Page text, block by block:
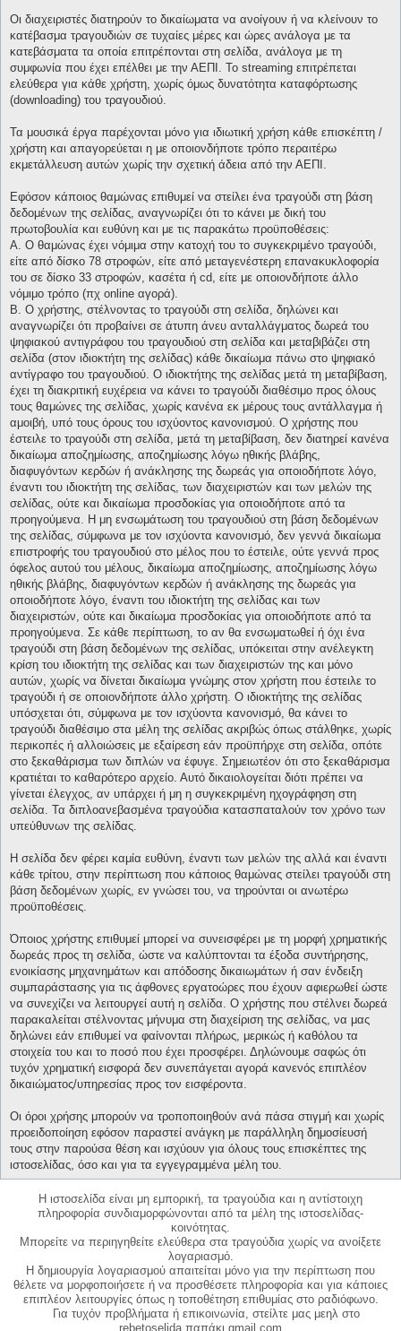
Οι διαχειριστές διατηρούν το δικαίωματα να ανοίγουν ή να κλείνουν το
κατέβασμα τραγουδιών σε τυχαίες μέρες και ώρες ανάλογα με τα
κατεβάσματα τα οποία επιτρέπονται στη σελίδα, ανάλογα με τη
συμφωνία που έχει επέλθει με την ΑΕΠΙ. Το streaming επιτρέπεται
ελεύθερα για κάθε χρήστη, χωρίς όμως δυνατότητα καταφόρτωσης
(downloading) του τραγουδιού.
Τα μουσικά έργα παρέχονται μόνο για ιδιωτική χρήση κάθε επισκέπτη /
χρήστη και απαγορεύεται η με οποιονδήποτε τρόπο περαιτέρω
εκμετάλλευση αυτών χωρίς την σχετική άδεια από την ΑΕΠΙ.
Εφόσον κάποιος θαμώνας επιθυμεί να στείλει ένα τραγούδι στη βάση
δεδομένων της σελίδας, αναγνωρίζει ότι το κάνει με δική του
πρωτοβουλία και ευθύνη και με τις παρακάτω προϋποθέσεις:
Α. Ο θαμώνας έχει νόμιμα στην κατοχή του το συγκεκριμένο τραγούδι,
είτε από δίσκο 78 στροφών, είτε από μεταγενέστερη επανακυκλοφορία
του σε δίσκο 33 στροφών, κασέτα ή cd, είτε με οποιονδήποτε άλλο
νόμιμο τρόπο (πχ online αγορά).
Β. Ο χρήστης, στέλνοντας το τραγούδι στη σελίδα, δηλώνει και
αναγνωρίζει ότι προβαίνει σε άτυπη άνευ ανταλλάγματος δωρεά του
ψηφιακού αντιγράφου του τραγουδιού στη σελίδα και μεταβιβάζει στη
σελίδα (στον ιδιοκτήτη της σελίδας) κάθε δικαίωμα πάνω στο ψηφιακό
αντίγραφο του τραγουδιού. Ο ιδιοκτήτης της σελίδας μετά τη μεταβίβαση,
έχει τη διακριτική ευχέρεια να κάνει το τραγούδι διαθέσιμο προς όλους
τους θαμώνες της σελίδας, χωρίς κανένα εκ μέρους τους αντάλλαγμα ή
αμοιβή, υπό τους όρους του ισχύοντος κανονισμού. Ο χρήστης που
έστειλε το τραγούδι στη σελίδα, μετά τη μεταβίβαση, δεν διατηρεί κανένα
δικαίωμα αποζημίωσης, αποζημίωσης λόγω ηθικής βλάβης,
διαφυγόντων κερδών ή ανάκλησης της δωρεάς για οποιοδήποτε λόγο,
έναντι του ιδιοκτήτη της σελίδας, των διαχειριστών και των μελών της
σελίδας, ούτε και δικαίωμα προσδοκίας για οποιοδήποτε από τα
προηγούμενα. Η μη ενσωμάτωση του τραγουδιού στη βάση δεδομένων
της σελίδας, σύμφωνα με τον ισχύοντα κανονισμό, δεν γεννά δικαίωμα
επιστροφής του τραγουδιού στο μέλος που το έστειλε, ούτε γεννά προς
όφελος αυτού του μέλους, δικαίωμα αποζημίωσης, αποζημίωσης λόγω
ηθικής βλάβης, διαφυγόντων κερδών ή ανάκλησης της δωρεάς για
οποιοδήποτε λόγο, έναντι του ιδιοκτήτη της σελίδας και των
διαχειριστών, ούτε και δικαίωμα προσδοκίας για οποιοδήποτε από τα
προηγούμενα. Σε κάθε περίπτωση, το αν θα ενσωματωθεί ή όχι ένα
τραγούδι στη βάση δεδομένων της σελίδας, υπόκειται στην ανέλεγκτη
κρίση του ιδιοκτήτη της σελίδας και των διαχειριστών της και μόνο
αυτών, χωρίς να δίνεται δικαίωμα γνώμης στον χρήστη που έστειλε το
τραγούδι ή σε οποιονδήποτε άλλο χρήστη. Ο ιδιοκτήτης της σελίδας
υπόσχεται ότι, σύμφωνα με τον ισχύοντα κανονισμό, θα κάνει το
τραγούδι διαθέσιμο στα μέλη της σελίδας ακριβώς όπως στάλθηκε, χωρίς
περικοπές ή αλλοιώσεις με εξαίρεση εάν προϋπήρχε στη σελίδα, οπότε
στο ξεκαθάρισμα των διπλών να έφυγε. Σημειωτέον ότι στο ξεκαθάρισμα
κρατιέται το καθαρότερο αρχείο. Αυτό δικαιολογείται διότι πρέπει να
γίνεται έλεγχος, αν υπάρχει ή μη η συγκεκριμένη ηχογράφηση στη
σελίδα. Τα διπλοανεβασμένα τραγούδια κατασπαταλούν τον χρόνο των
υπεύθυνων της σελίδας.
Η σελίδα δεν φέρει καμία ευθύνη, έναντι των μελών της αλλά και έναντι
κάθε τρίτου, στην περίπτωση που κάποιος θαμώνας στείλει τραγούδι στη
βάση δεδομένων χωρίς, εν γνώσει του, να τηρούνται οι ανωτέρω
προϋποθέσεις.
Όποιος χρήστης επιθυμεί μπορεί να συνεισφέρει με τη μορφή χρηματικής
δωρεάς προς τη σελίδα, ώστε να καλύπτονται τα έξοδα συντήρησης,
ενοικίασης μηχανημάτων και απόδοσης δικαιωμάτων ή σαν ένδειξη
συμπαράστασης για τις άφθονες εργατοώρες που έχουν αφιερωθεί ώστε
να συνεχίζει να λειτουργεί αυτή η σελίδα. Ο χρήστης που στέλνει δωρεά
παρακαλείται στέλνοντας μήνυμα στη διαχείριση της σελίδας, να μας
δηλώνει εάν επιθυμεί να φαίνονται πλήρως, μερικώς ή καθόλου τα
στοιχεία του και το ποσό που έχει προσφέρει. Δηλώνουμε σαφώς ότι
τυχόν χρηματική εισφορά δεν συνεπάγεται αγορά κανενός επιπλέον
δικαιώματος/υπηρεσίας προς τον εισφέροντα.
Οι όροι χρήσης μπορούν να τροποποιηθούν ανά πάσα στιγμή και χωρίς
προειδοποίηση εφόσον παραστεί ανάγκη με παράλληλη δημοσίευσή
τους στην παρούσα θέση και ισχύουν για όλους τους επισκέπτες της
ιστοσελίδας, όσο και για τα εγγεγραμμένα μέλη του.
Η ιστοσελίδα είναι μη εμπορική, τα τραγούδια και η αντίστοιχη
πληροφορία συνδιαμορφώνονται από τα μέλη της ιστοσελίδας-
κοινότητας.
Μπορείτε να περιηγηθείτε ελεύθερα στα τραγούδια χωρίς να ανοίξετε
λογαριασμό.
Η δημιουργία λογαριασμού απαιτείται μόνο για την περίπτωση που
θέλετε να μορφοποιήσετε ή να προσθέσετε πληροφορία και για κάποιες
επιπλέον λειτουργίες όπως η τοποθέτηση επιθυμίας στο ραδιόφωνο.
Για τυχόν προβλήματα ή επικοινωνία, στείλτε μας μεηλ στο
rebetoselida παπάκι gmail.com